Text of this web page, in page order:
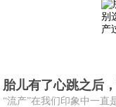
胎儿有了心跳之后
“流产”在我们印象中一直